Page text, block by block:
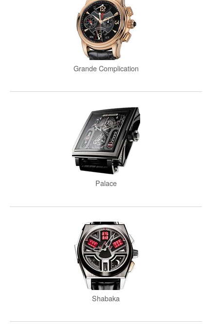
Grande Complication
Palace
Shabaka